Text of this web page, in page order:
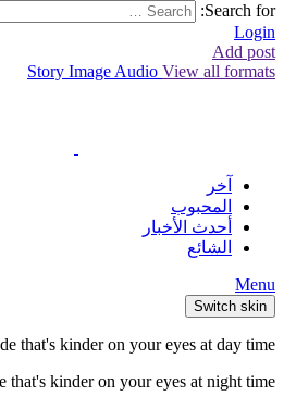
Search for:
Login
Add post
Story Image Audio View all formats
آخر
المحبوب
أحدث الأخبار
الشائع
Menu
Switch skin
that's kinder on your eyes at day time.
that's kinder on your eyes at night time.